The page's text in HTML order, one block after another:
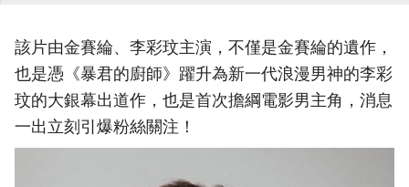
該片由金賽綸、李彩玟主演，不僅是金賽綸的遺作，
也是憑《暴君的廚師》躍升為新一代浪漫男神的李彩
玟的大銀幕出道作，也是首次擔綱電影男主角，消息
一出立刻引爆粉絲關注！